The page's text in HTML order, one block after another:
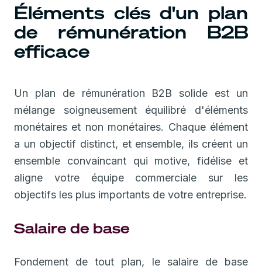
Éléments clés d'un plan
de rémunération B2B
efficace
Un plan de rémunération B2B solide est un
mélange soigneusement équilibré d'éléments
monétaires et non monétaires. Chaque élément
a un objectif distinct, et ensemble, ils créent un
ensemble convaincant qui motive, fidélise et
aligne votre équipe commerciale sur les
objectifs les plus importants de votre entreprise.
Salaire de base
Fondement de tout plan, le salaire de base